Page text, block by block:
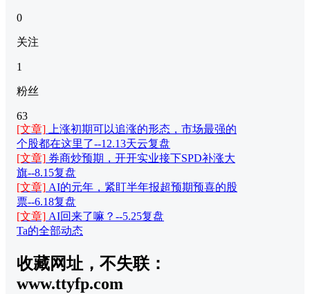
0
关注
1
粉丝
63
[文章] 上涨初期可以追涨的形态，市场最强的
个股都在这里了--12.13天云复盘
[文章] 券商炒预期，开开实业接下SPD补涨大
旗--8.15复盘
[文章] AI的元年，紧盯半年报超预期预喜的股
票--6.18复盘
[文章] AI回来了嘛？--5.25复盘
Ta的全部动态
收藏网址，不失联：
www.ttyfp.com